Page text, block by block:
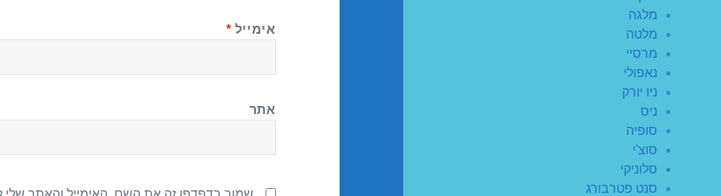
מלגה
מלטה
מרסיי
נאפולי
ניו יורק
ניס
סופיה
סוצ'י
סלוניקי
סנט פטרבורג
אימייל *
אתר